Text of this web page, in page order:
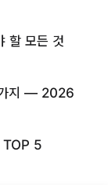
할 모든 것
가지 — 2026
TOP 5